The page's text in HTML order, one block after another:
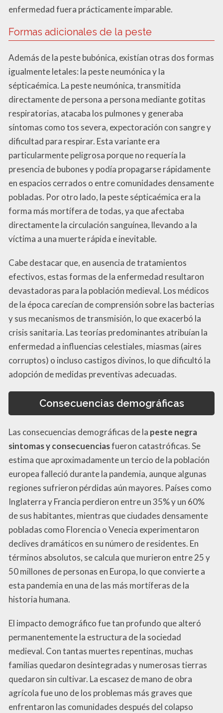
enfermedad fuera prácticamente imparable.
Formas adicionales de la peste
Además de la peste bubónica, existían otras dos formas
igualmente letales: la peste neumónica y la
sépticaémica. La peste neumónica, transmitida
directamente de persona a persona mediante gotitas
respiratorias, atacaba los pulmones y generaba
síntomas como tos severa, expectoración con sangre y
dificultad para respirar. Esta variante era
particularmente peligrosa porque no requería la
presencia de bubones y podía propagarse rápidamente
en espacios cerrados o entre comunidades densamente
pobladas. Por otro lado, la peste sépticaémica era la
forma más mortífera de todas, ya que afectaba
directamente la circulación sanguínea, llevando a la
víctima a una muerte rápida e inevitable.
Cabe destacar que, en ausencia de tratamientos
efectivos, estas formas de la enfermedad resultaron
devastadoras para la población medieval. Los médicos
de la época carecían de comprensión sobre las bacterias
y sus mecanismos de transmisión, lo que exacerbó la
crisis sanitaria. Las teorías predominantes atribuían la
enfermedad a influencias celestiales, miasmas (aires
corruptos) o incluso castigos divinos, lo que dificultó la
adopción de medidas preventivas adecuadas.
Consecuencias demográficas
Las consecuencias demográficas de la peste negra
sintomas y consecuenciasfueron catastróficas. Se
estima que aproximadamente un tercio de la población
europea falleció durante la pandemia, aunque algunas
regiones sufrieron pérdidas aún mayores. Países como
Inglaterra y Francia perdieron entre un 35% y un 60%
de sus habitantes, mientras que ciudades densamente
pobladas como Florencia o Venecia experimentaron
declives dramáticos en su número de residentes. En
términos absolutos, se calcula que murieron entre 25 y
50 millones de personas en Europa, lo que convierte a
esta pandemia en una de las más mortíferas de la
historia humana.
El impacto demográfico fue tan profundo que alteró
permanentemente la estructura de la sociedad
medieval. Con tantas muertes repentinas, muchas
familias quedaron desintegradas y numerosas tierras
quedaron sin cultivar. La escasez de mano de obra
agrícola fue uno de los problemas más graves que
enfrentaron las comunidades después del colapso